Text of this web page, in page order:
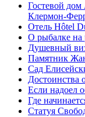
Гостевой дом
Клермон-
Отель Hôtel
О рыбалке на
Душевный
Памятник
Сад
Достоинства
Если надоел
Где
Статуя